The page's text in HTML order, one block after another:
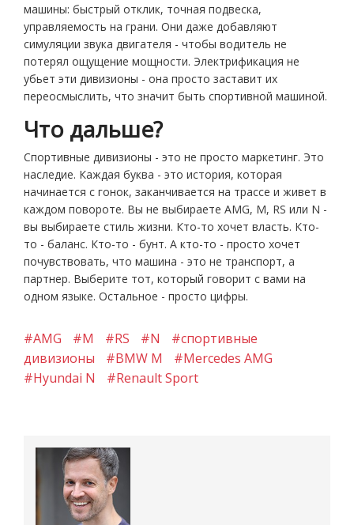
машины: быстрый отклик, точная подвеска,
управляемость на грани. Они даже добавляют
симуляции звука двигателя - чтобы водитель не
потерял ощущение мощности. Электрификация не
убьет эти дивизионы - она просто заставит их
переосмыслить, что значит быть спортивной машиной.
Что дальше?
Спортивные дивизионы - это не просто маркетинг. Это
наследие. Каждая буква - это история, которая
начинается с гонок, заканчивается на трассе и живет в
каждом повороте. Вы не выбираете AMG, M, RS или N -
вы выбираете стиль жизни. Кто-то хочет власть. Кто-
то - баланс. Кто-то - бунт. А кто-то - просто хочет
почувствовать, что машина - это не транспорт, а
партнер. Выберите тот, который говорит с вами на
одном языке. Остальное - просто цифры.
#AMG #M #RS #N
#спортивные
дивизионы
#BMW M
#Mercedes AMG
#Hyundai N
#Renault Sport